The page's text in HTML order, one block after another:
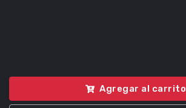
Agregar al carrito